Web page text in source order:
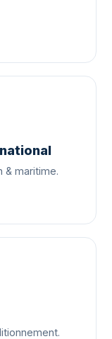
& maritime.